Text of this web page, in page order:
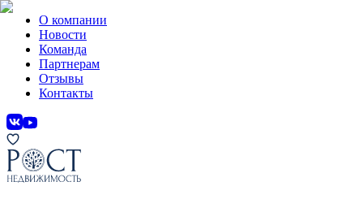
О компании
Новости
Команда
Партнерам
Отзывы
Контакты